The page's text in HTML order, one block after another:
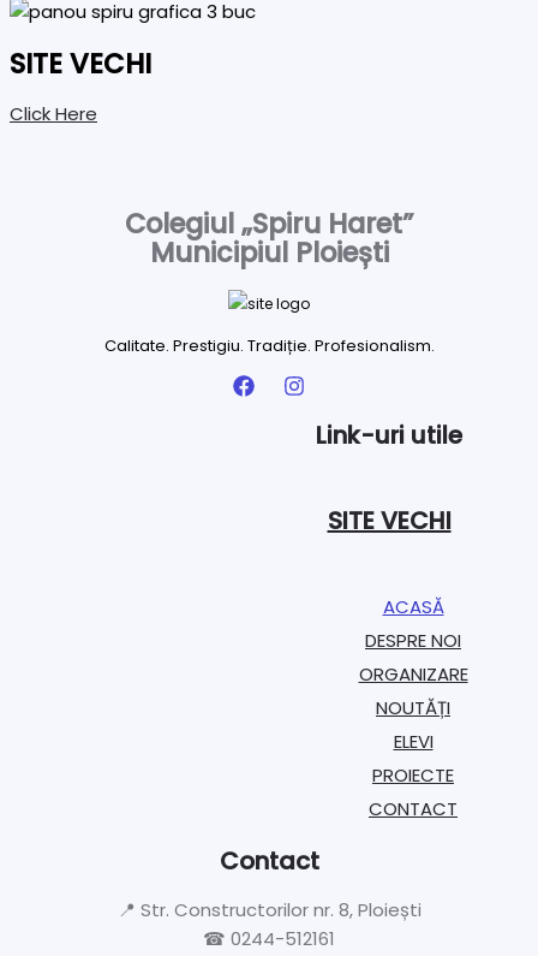
SITE VECHI
Click Here
Colegiul „Spiru Haret”
Municipiul Ploiești
Calitate. Prestigiu. Tradiție. Profesionalism.
Link-uri utile
SITE VECHI
ACASĂ
DESPRE NOI
ORGANIZARE​
NOUTĂȚI
ELEVI
PROIECTE​
CONTACT
Contact
📍 Str. Constructorilor nr. 8, Ploiești
☎ 0244-512161